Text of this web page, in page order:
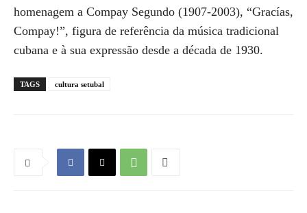
homenagem a Compay Segundo (1907-2003), “Gracías,
Compay!”, figura de referência da música tradicional
cubana e à sua expressão desde a década de 1930.
TAGS cultura setubal